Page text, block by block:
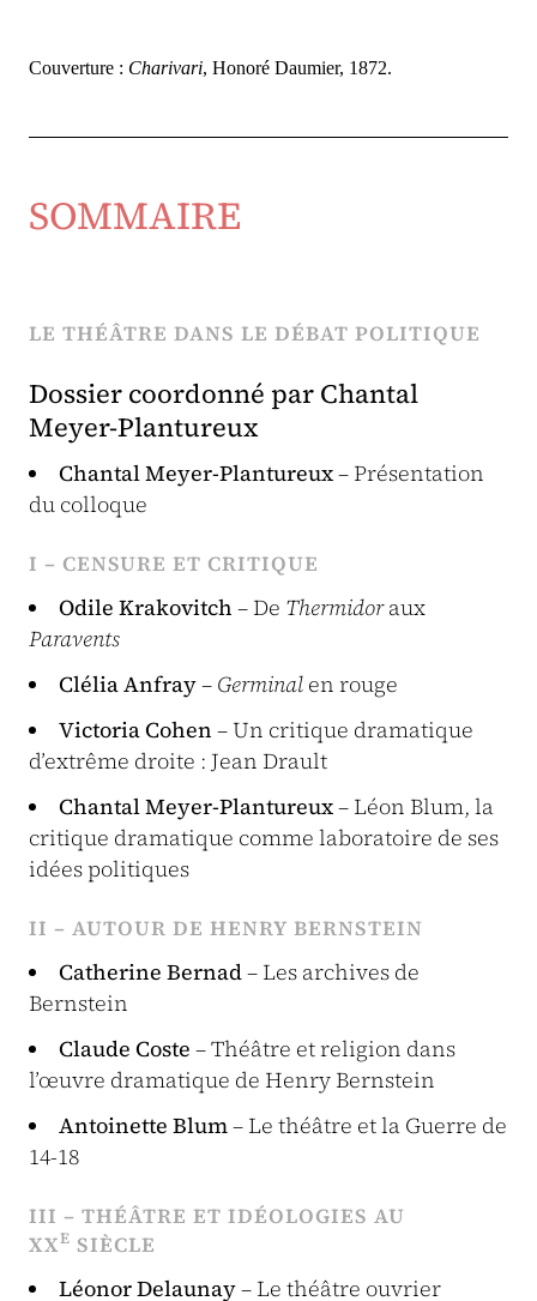
Couverture : Charivari, Honoré Daumier, 1872.
SOMMAIRE
LE THÉÂTRE DANS LE DÉBAT POLITIQUE
Dossier coordonné par Chantal
Meyer-Plantureux
Chantal Meyer-Plantureux– Présentation
du colloque
I – CENSURE ET CRITIQUE
Odile Krakovitch – De Thermidoraux
Paravents
Clélia Anfray– Germinal en rouge
Victoria Cohen – Un critique dramatique
d’extrême droite : Jean Drault
Chantal Meyer-Plantureux– Léon Blum, la
critique dramatique comme laboratoire de ses
idées politiques
II – AUTOUR DE HENRY BERNSTEIN
Catherine Bernad– Les archives de
Bernstein
Claude Coste – Théâtre et religion dans
l’œuvre dramatique de Henry Bernstein
Antoinette Blum– Le théâtre et la Guerre de
14-18
III – THÉÂTRE ET IDÉOLOGIES AU
XXE SIÈCLE
Léonor Delaunay– Le théâtre ouvrier